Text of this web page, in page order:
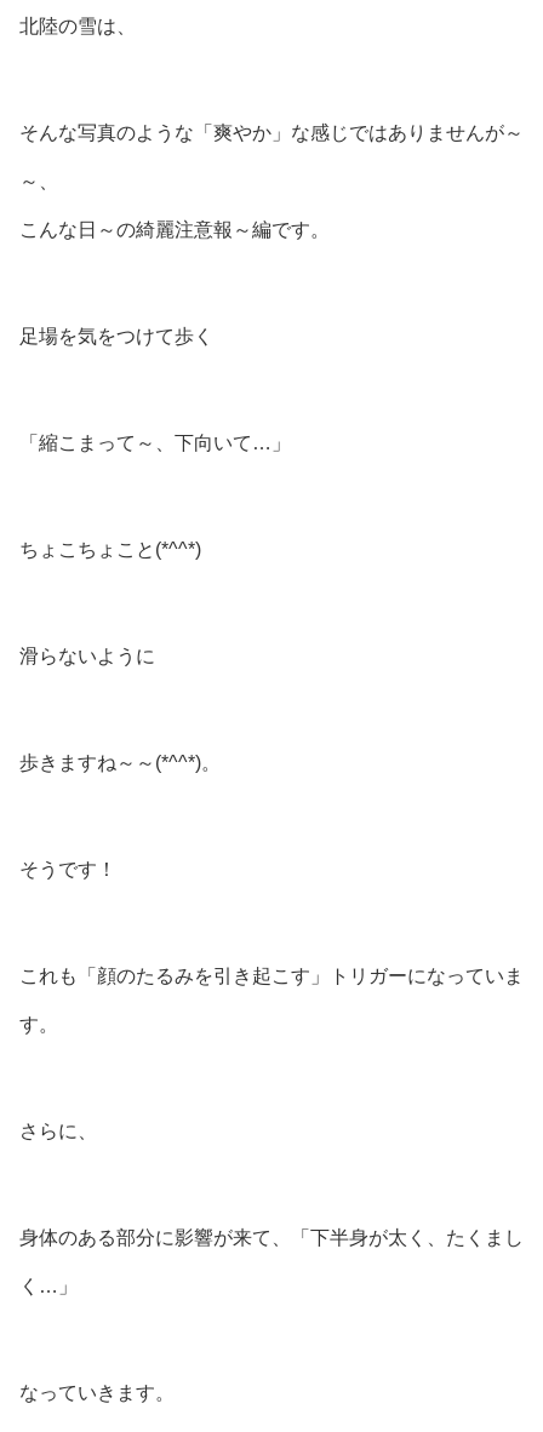
北陸の雪は、
そんな写真のような「爽やか」な感じではありませんが～
～、
こんな日～の綺麗注意報～編です。
足場を気をつけて歩く
「縮こまって～、下向いて…」
ちょこちょこと(*^^*)
滑らないように
歩きますね～～(*^^*)。
そうです！
これも「顔のたるみを引き起こす」トリガーになっていま
す。
さらに、
身体のある部分に影響が来て、「下半身が太く、たくまし
く…」
なっていきます。